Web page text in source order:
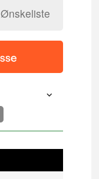
Ønskeliste